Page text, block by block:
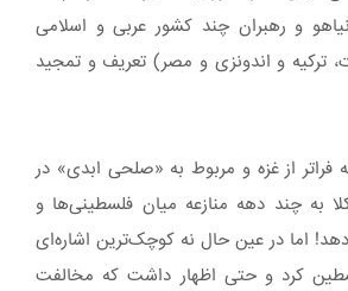
و رهبران چند کشور عربی و اسلامی
ترکیه و اندونزی و مصر) تعریف و تمجید
از غزه و مربوط به «صلحی ابدی» در
به چند دهه منازعه میان فلسطینی‌ها و
اما در عین حال نه کوچک‌ترین اشاره‌ای
کرد و حتی اظهار داشت که مخالفت